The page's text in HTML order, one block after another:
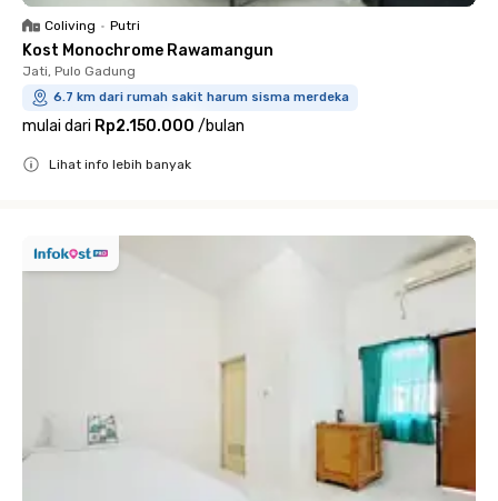
Coliving • Putri
Kost Monochrome Rawamangun
Jati, Pulo Gadung
6.7 km dari rumah sakit harum sisma merdeka
mulai dari Rp2.150.000 /bulan
Lihat info lebih banyak